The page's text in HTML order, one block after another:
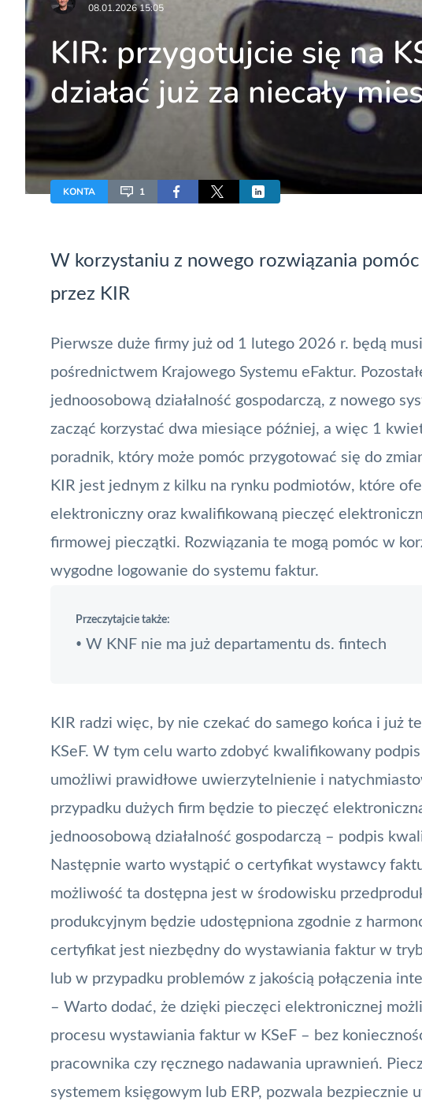
08.01.2026 15:05
KIR: przygotujcie się na
działać już za niecały
KONTA 1
W korzystaniu z nowego rozwiązania
przez KIR
Pierwsze duże firmy już od 1 lutego 2026 r. będą
pośrednictwem Krajowego Systemu eFaktur.
jednoosobową działalność gospodarczą, z nowego
zacząć korzystać dwa miesiące później, a więc 1
poradnik, który może pomóc przygotować się do
KIR jest jednym z kilku na rynku podmiotów, które
elektroniczny oraz kwalifikowaną pieczęć
firmowej pieczątki. Rozwiązania te mogą pomóc w
wygodne logowanie do systemu faktur.
Przeczytajcie także:
• W KNF nie ma już departamentu ds. fintech
KIR radzi więc, by nie czekać do samego końca i już
KSeF. W tym celu warto zdobyć kwalifikowany
umożliwi prawidłowe uwierzytelnienie i
przypadku dużych firm będzie to pieczęć
jednoosobową działalność gospodarczą – podpis
Następnie warto wystąpić o certyfikat wystawcy
możliwość ta dostępna jest w środowisku
produkcyjnym będzie udostępniona zgodnie z
certyfikat jest niezbędny do wystawiania faktur w
lub w przypadku problemów z jakością połączenia
– Warto dodać, że dzięki pieczęci elektronicznej
procesu wystawiania faktur w KSeF – bez
pracownika czy ręcznego nadawania uprawnień.
systemem księgowym lub ERP, pozwala bezpiecznie